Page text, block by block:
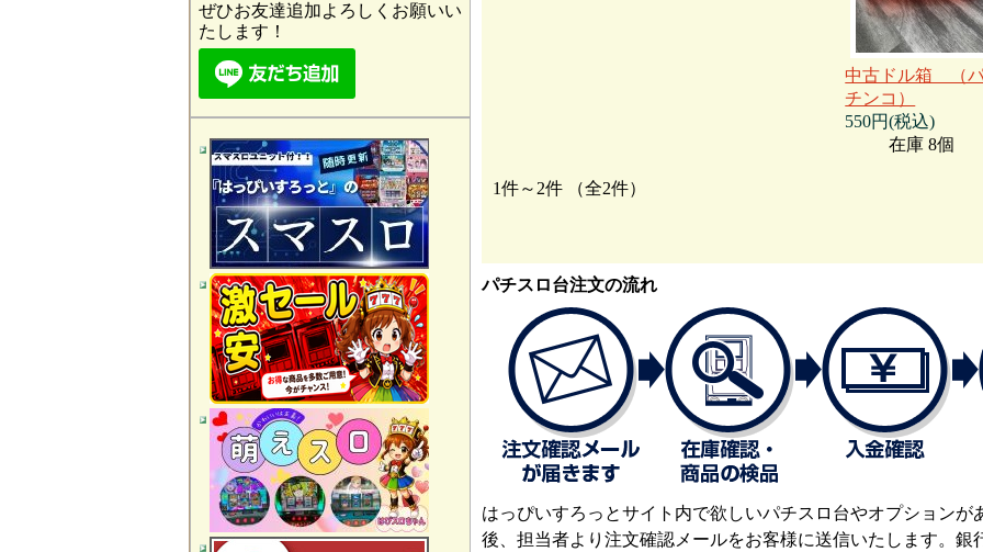
ぜひお友達追加よろしくお願いい
たします！
中古ドル箱 （
チンコ）
550円(税込)
在庫 8個
1件～2件 （全2件）
パチスロ台注文の流れ
はっぴいすろっとサイト内で欲しいパチスロ台やオプション
後、担当者より注文確認メールをお客様に送信いたします。